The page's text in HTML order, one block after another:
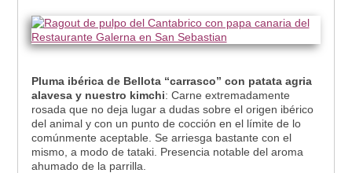
Pluma ibérica de Bellota “carrasco” con patata agria
alavesa y nuestro kimchi: Carne extremadamente
rosada que no deja lugar a dudas sobre el origen ibérico
del animal y con un punto de cocción en el límite de lo
comúnmente aceptable. Se arriesga bastante con el
mismo, a modo de tataki. Presencia notable del aroma
ahumado de la parrilla.